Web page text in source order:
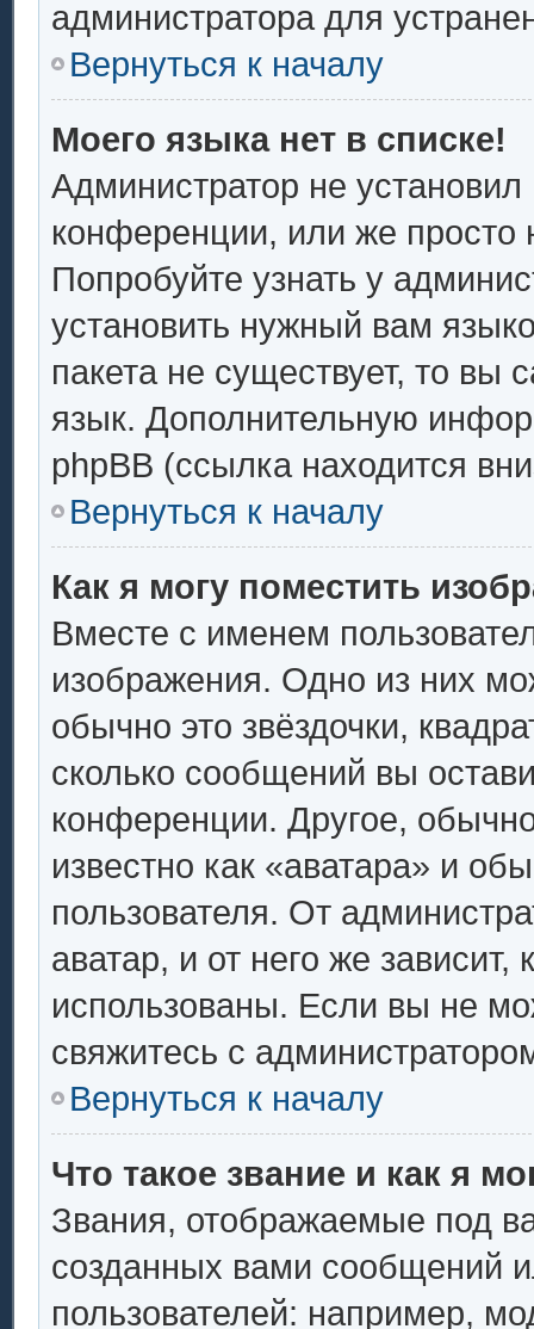
администратора для
Вернуться к началу
Моего языка нет в списке!
Администратор не
конференции, или же просто
Попробуйте узнать у
установить нужный вам
пакета не существует, то вы
язык. Дополнительную
phpBB (ссылка находится
Вернуться к началу
Как я могу поместить
Вместе с именем
изображения. Одно из них
обычно это звёздочки,
сколько сообщений вы
конференции. Другое,
известно как «аватара» и
пользователя. От
аватар, и от него же
использованы. Если вы не
свяжитесь с
Вернуться к началу
Что такое звание и как я
Звания, отображаемые под
созданных вами сообщений
пользователей: например,